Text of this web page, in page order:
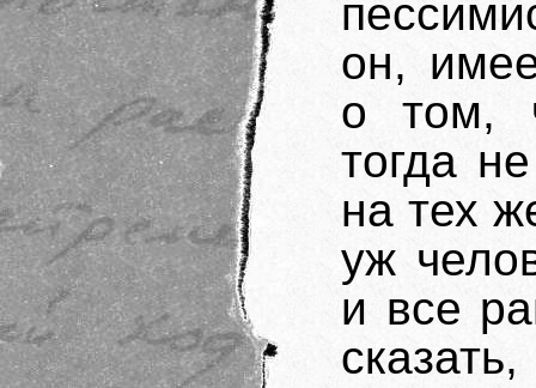
он,
о том,
тогда
на тех
уж
и все